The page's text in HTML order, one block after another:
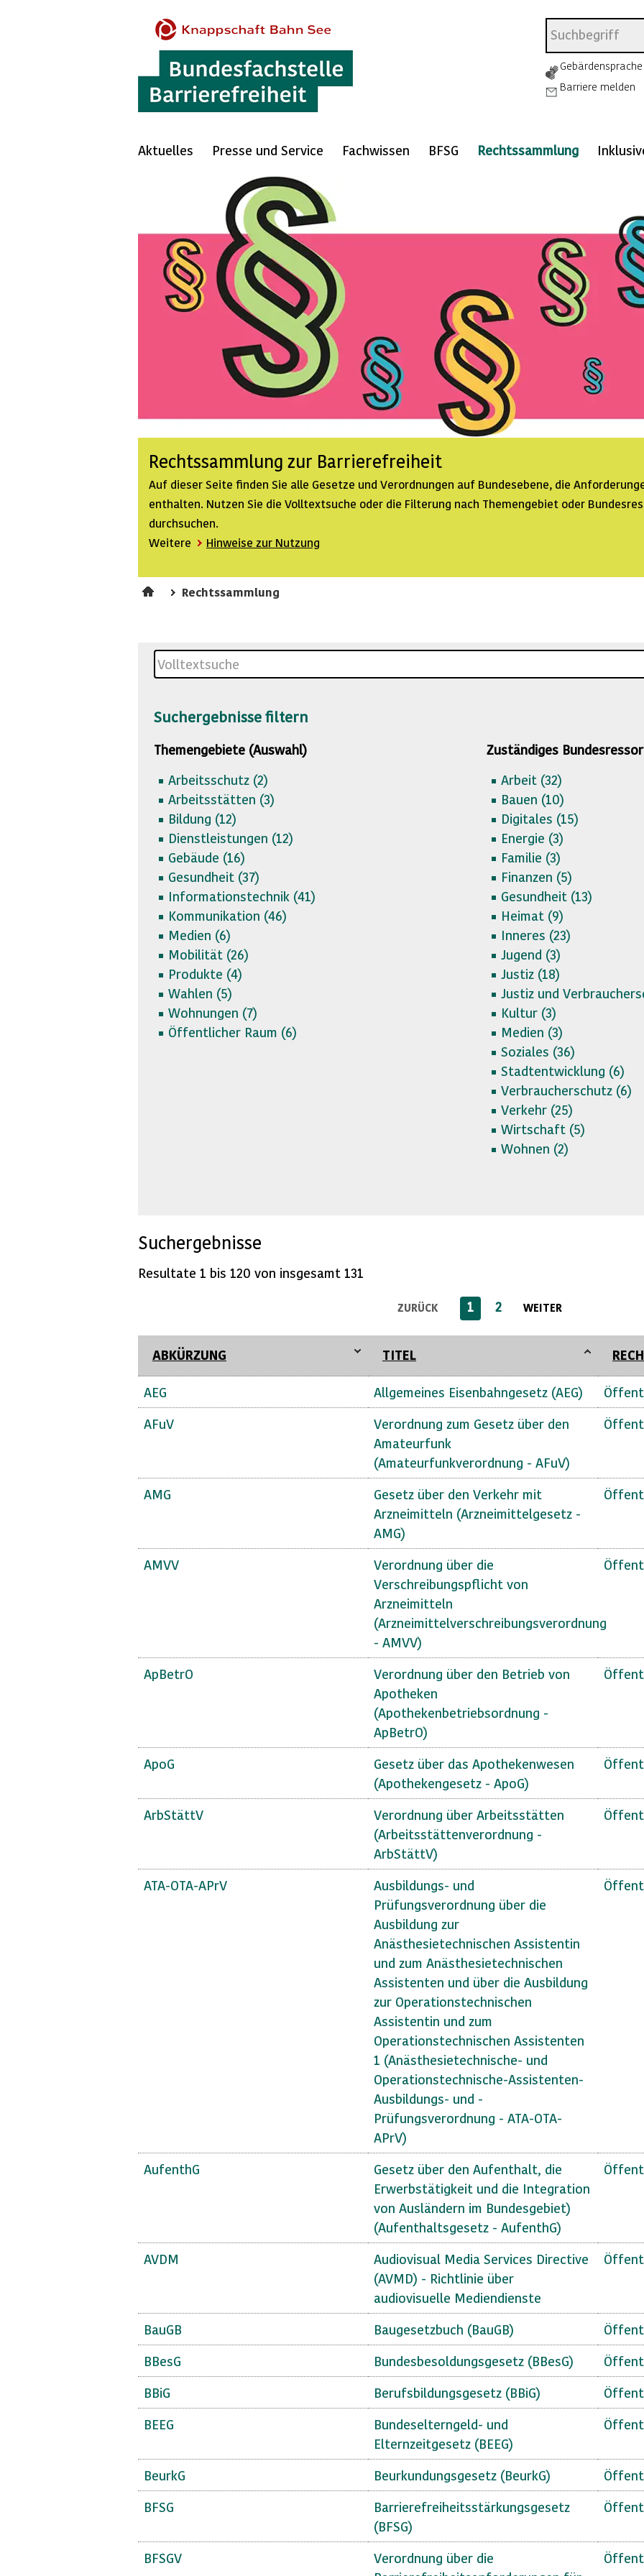
Gebärdensprache
Barriere melden
Aktuelles Presse und Service Fachwissen BFSG Rechtssammlung
Rechtssammlung zur Barrierefreiheit
Auf dieser Seite finden Sie alle Gesetze und Verordnungen auf Bundesebene, die
enthalten. Nutzen Sie die Volltextsuche oder die Filterung nach Themengebiet oder
durchsuchen.
Weitere
Hinweise zur Nutzung
Rechtssammlung
Suchergebnisse filtern
Themengebiete (Auswahl)
Arbeitsschutz (2)
Arbeitsstätten (3)
Bildung (12)
Dienstleistungen (12)
Gebäude (16)
Gesundheit (37)
Informationstechnik (41)
Kommunikation (46)
Medien (6)
Mobilität (26)
Produkte (4)
Wahlen (5)
Wohnungen (7)
Öffentlicher Raum (6)
Zuständiges
Arbeit (32)
Bauen (10)
Digitales (15)
Energie (3)
Familie (3)
Finanzen (5)
Gesundheit (13)
Heimat (9)
Inneres (23)
Jugend (3)
Justiz (18)
Justiz und
Kultur (3)
Medien (3)
Soziales (36)
Stadtentwicklung (6)
Verbraucherschutz (6)
Verkehr (25)
Wirtschaft (5)
Wohnen (2)
Suchergebnisse
Resultate 1 bis 120 von insgesamt 131
ZURÜCK 1 2 WEITER
ABKÜRZUNG TITEL
AEG Allgemeines Eisenbahngesetz (AEG)
AFuV
Verordnung zum Gesetz über den
Amateurfunk
(Amateurfunkverordnung - AFuV)
AMG
Gesetz über den Verkehr mit
Arzneimitteln (Arzneimittelgesetz -
AMG)
AMVV
Verordnung über die
Verschreibungspflicht von
Arzneimitteln
(Arzneimittelverschreibungsverordnung
- AMVV)
ApBetrO
Verordnung über den Betrieb von
Apotheken
(Apothekenbetriebsordnung -
ApBetrO)
ApoG
Gesetz über das Apothekenwesen
(Apothekengesetz - ApoG)
ArbStättV
Verordnung über Arbeitsstätten
(Arbeitsstättenverordnung -
ArbStättV)
ATA-OTA-APrV
Ausbildungs- und
Prüfungsverordnung über die
Ausbildung zur
Anästhesietechnischen Assistentin
und zum Anästhesietechnischen
Assistenten und über die Ausbildung
zur Operationstechnischen
Assistentin und zum
Operationstechnischen Assistenten
1 (Anästhesietechnische- und
Operationstechnische-Assistenten-
Ausbildungs- und -
Prüfungsverordnung - ATA-OTA-
APrV)
AufenthG
Gesetz über den Aufenthalt, die
Erwerbstätigkeit und die Integration
von Ausländern im Bundesgebiet)
(Aufenthaltsgesetz - AufenthG)
AVDM
Audiovisual Media Services Directive
(AVMD) - Richtlinie über
audiovisuelle Mediendienste
BauGB Baugesetzbuch (BauGB)
BBesG Bundesbesoldungsgesetz (BBesG)
BBiG Berufsbildungsgesetz (BBiG)
BEEG
Bundeselterngeld- und
Elternzeitgesetz (BEEG)
BeurkG Beurkundungsgesetz (BeurkG)
BFSG
Barrierefreiheitsstärkungsgesetz
(BFSG)
BFSGV
Verordnung über die